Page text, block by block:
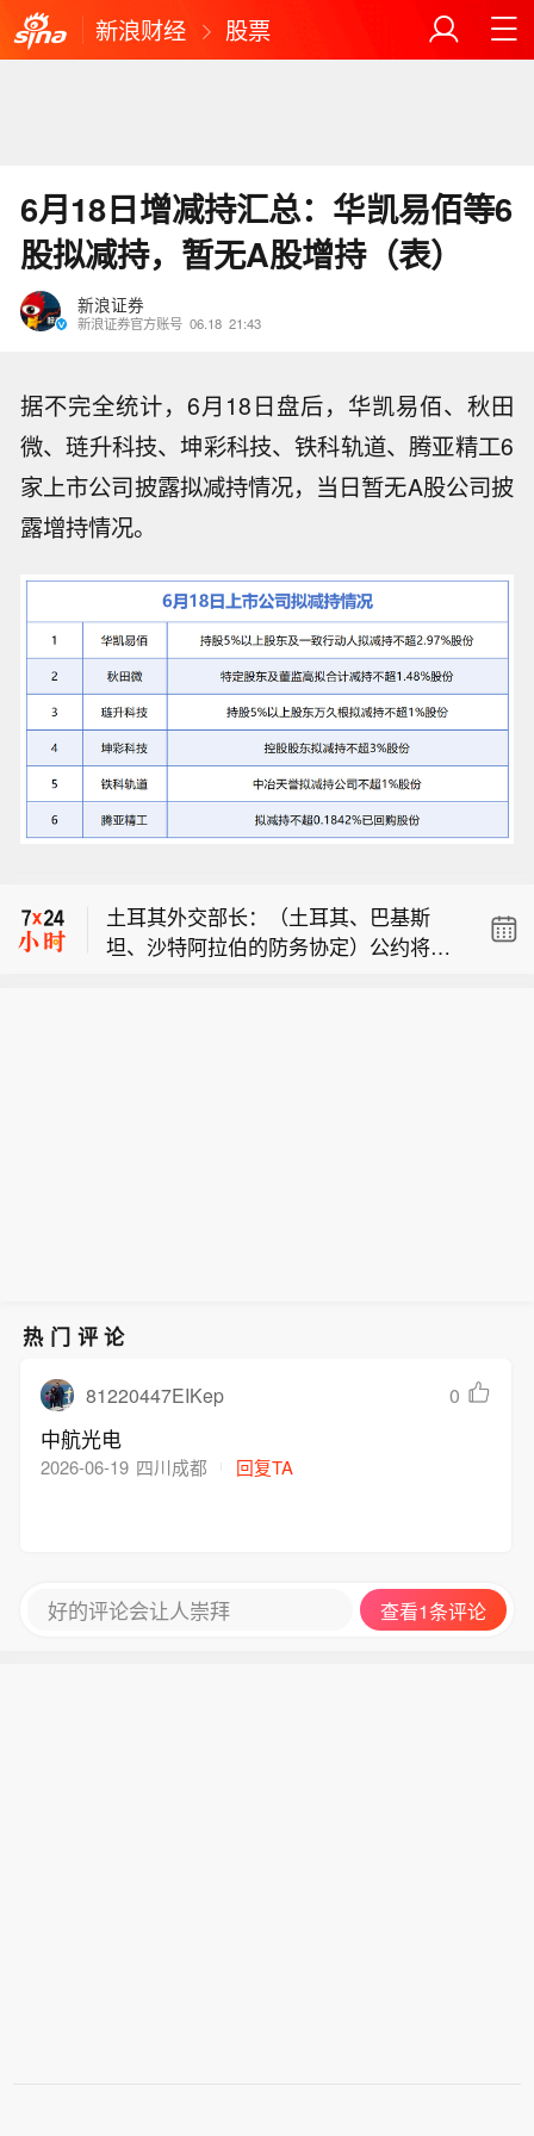
新浪财经 股票
6月18日增减持汇总：华凯易佰等6
股拟减持，暂无A股增持（表）
新浪证券
新浪证券官方账号 06.18 21:43
据不完全统计，6月18日盘后，华凯易佰、秋田
微、琏升科技、坤彩科技、铁科轨道、腾亚精工6
家上市公司披露拟减持情况，当日暂无A股公司披
露增持情况。
市场资讯：伊朗安全负责人称，德黑兰
正敲定霍尔木兹海峡相关协议，要求美
都不会成为我们的目标。
土耳其外交部长：（土耳其、巴基斯
坦、沙特阿拉伯的防务协定）公约将设
热门评论
81220447EIKep 0
中航光电
2026-06-19 四川成都 回复TA
好的评论会让人崇拜 查看1条评论